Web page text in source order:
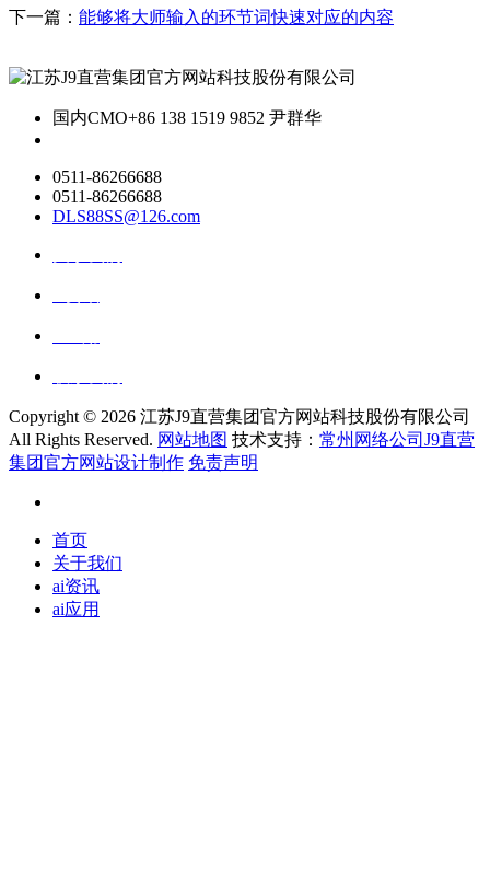
下一篇： 能够将大师输入的环节词快速对应的内容
国内CMO+86 138 1519 9852 尹群华
0511-86266688
0511-86266688
DLS88SS@126.com
Copyright © 2026 江苏J9直营集团官方网站科技股份有限公司
All Rights Reserved. 网站地图 技术支持： 常州网络公司J9直营
集团官方网站设计制作 免责声明
首页
关于我们
ai资讯
ai应用